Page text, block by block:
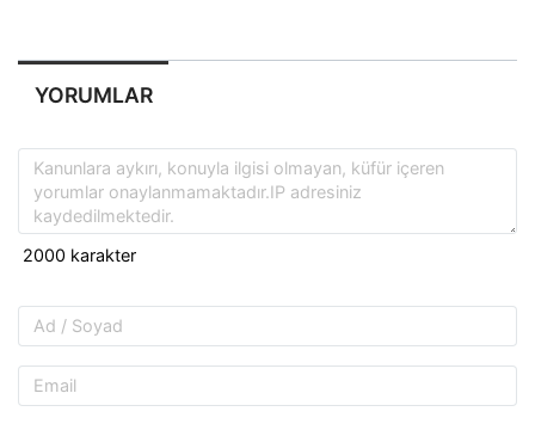
YORUMLAR